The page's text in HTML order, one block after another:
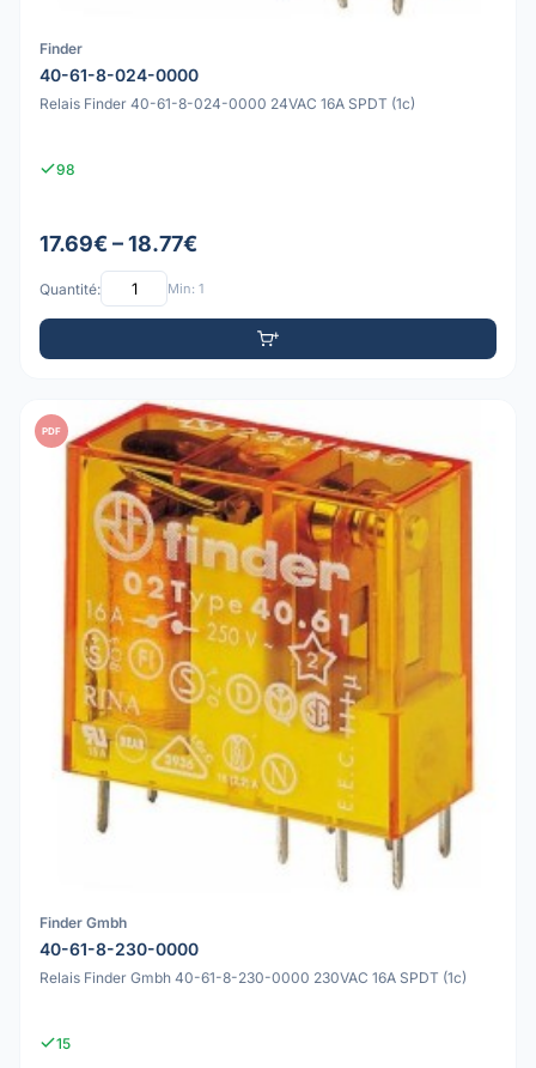
Finder
40-61-8-024-0000
Relais Finder 40-61-8-024-0000 24VAC 16A SPDT (1c)
98
17.69€ – 18.77€
Quantité: Min: 1
PDF
Finder Gmbh
40-61-8-230-0000
Relais Finder Gmbh 40-61-8-230-0000 230VAC 16A SPDT (1c)
15